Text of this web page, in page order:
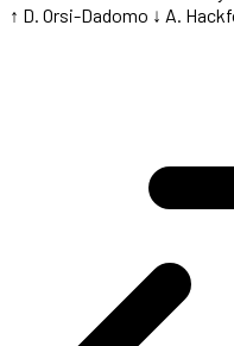
↑ D. Orsi-Dadomo ↓ A.